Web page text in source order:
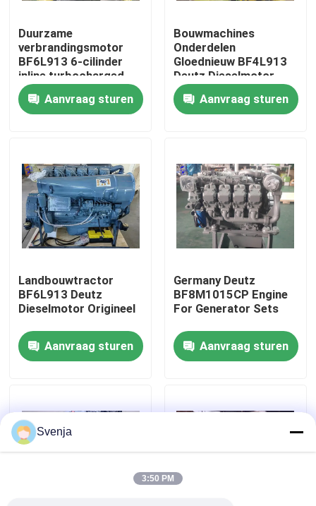
Thuis
Over ons
Fabrieksreis
Kwaliteitscontrole
Vraag een offerte aan
Deutzmotor
-Motor
Duurzame
verbrandingsmotor
BF6L913 6-cilinder
inline turbocharged
luchtgekoelde
dieselmotor voor
mijnbouwapparatuur
Aanvraag sturen
Bouwmachines
Onderdelen
Gloednieuw BF4L913
Deutz Dieselmotor
Aanvraag sturen
Landbouwtractor
BF6L913 Deutz
Dieselmotor Origineel
Aanvraag sturen
Germany Deutz
BF8M1015CP Engine
For Generator Sets
Aanvraag sturen
Svenja
3:50 PM